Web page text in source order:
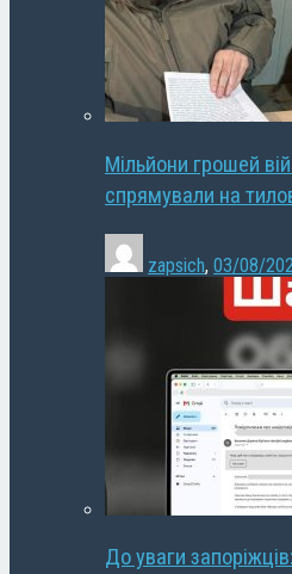
Мільйони грошей
спрямували на
zapsich, 03/08/
До уваги